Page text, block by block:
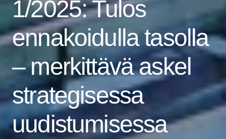
1/2025: Tulos
ennakoidulla tasolla
– merkittävä askel
strategisessa
uudistumisessa